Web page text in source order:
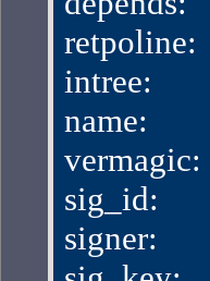
retpoline:
intree:
name:
vermagic:
sig_id:
signer: